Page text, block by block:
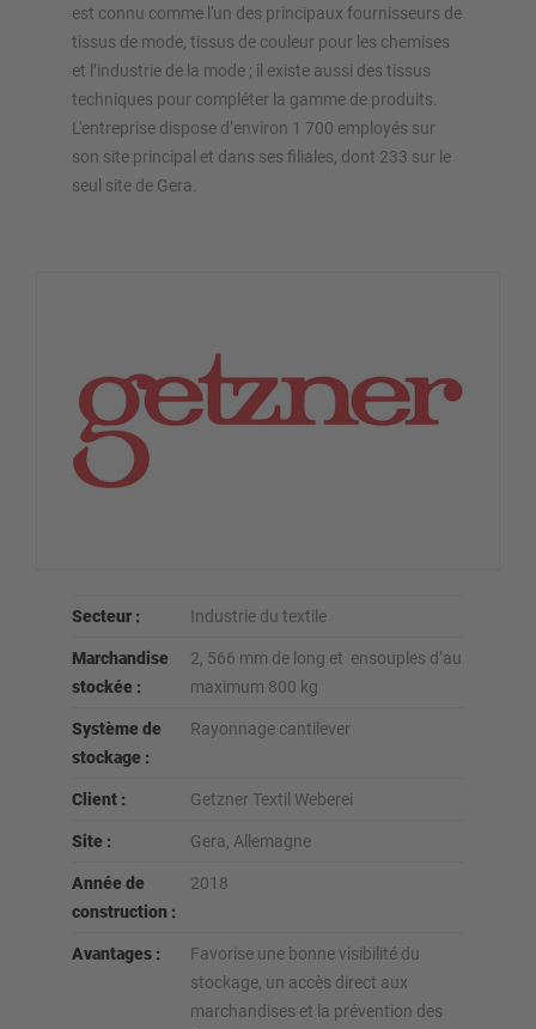
est connu comme l'un des principaux fournisseurs de
tissus de mode, tissus de couleur pour les chemises
et l’industrie de la mode ; il existe aussi des tissus
techniques pour compléter la gamme de produits.
L'entreprise dispose d’environ 1 700 employés sur
son site principal et dans ses filiales, dont 233 sur le
seul site de Gera.
Secteur : Industrie du textile
Marchandise
stockée :
2, 566 mm de long et ensouples d’au
maximum 800 kg
Système de
stockage :
Rayonnage cantilever
Client : Getzner Textil Weberei
Site : Gera, Allemagne
Année de
construction :
2018
Avantages :
Favorise une bonne visibilité du
stockage, un accès direct aux
marchandises et la prévention des